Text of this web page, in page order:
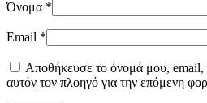
Όνομα *
Email *
Αποθήκευσε το όνομά μου, email,
αυτόν τον πλοηγό για την επόμενη